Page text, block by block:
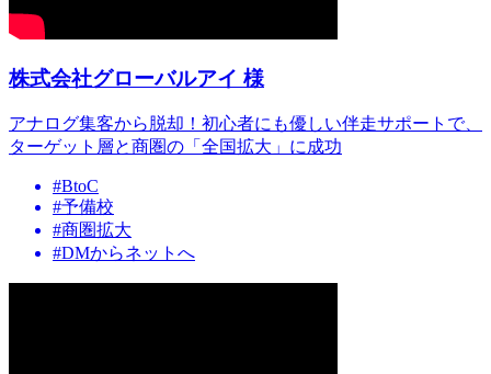
株式会社グローバルアイ 様
アナログ集客から脱却！初心者にも優しい伴走サポートで、
ターゲット層と商圏の「全国拡大」に成功
#BtoC
#予備校
#商圏拡大
#DMからネットへ